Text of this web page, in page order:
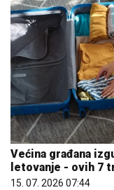
Većina građana
letovanje - ovih 7
15. 07. 2026 07:44